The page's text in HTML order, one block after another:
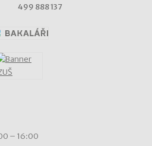
499 888 137
– 16:00